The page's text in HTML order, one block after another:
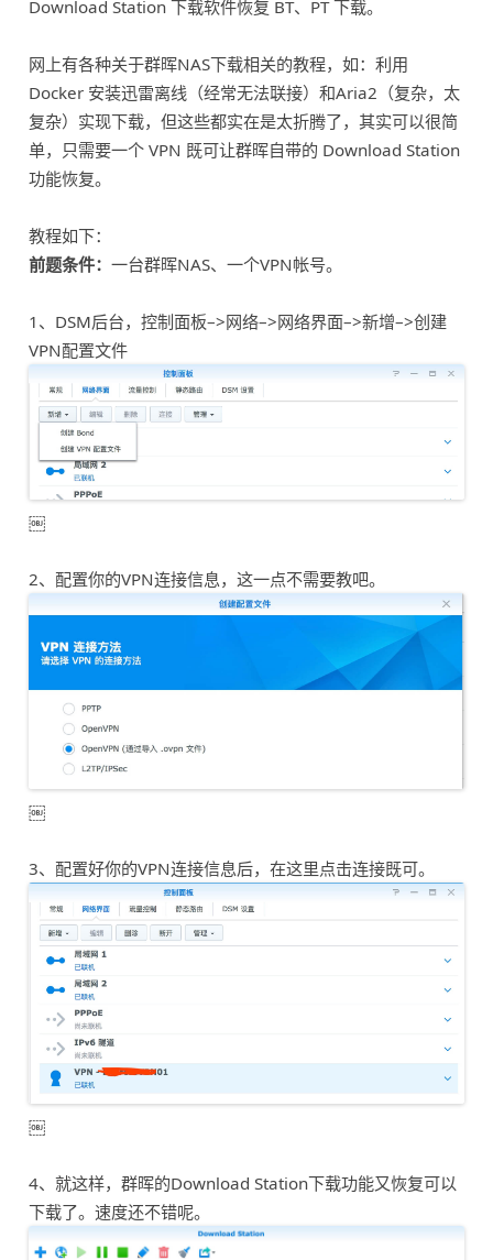
Download Station 下载软件恢复 BT、PT 下载。
网上有各种关于群晖NAS下载相关的教程，如：利用
Docker 安装迅雷离线（经常无法联接）和Aria2（复杂，太
复杂）实现下载，但这些都实在是太折腾了，其实可以很简
单，只需要一个 VPN 既可让群晖自带的 Download Station
功能恢复。
教程如下：
前题条件：一台群晖NAS、一个VPN帐号。
1、DSM后台，控制面板–>网络–>网络界面–>新增–>创建
VPN配置文件
￼
2、配置你的VPN连接信息，这一点不需要教吧。
￼
3、配置好你的VPN连接信息后，在这里点击连接既可。
￼
4、就这样，群晖的Download Station下载功能又恢复可以
下载了。速度还不错呢。